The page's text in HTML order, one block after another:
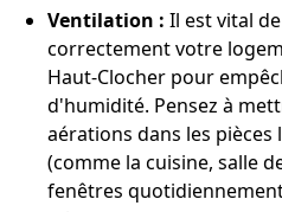
Ventilation : Il est vital
correctement votre
Haut-Clocher pour
d'humidité. Pensez à
aérations dans les pièces
(comme la cuisine, salle
fenêtres